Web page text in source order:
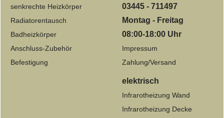
03445 - 711497
Montag - Freitag
08:00-18:00 Uhr
Impressum
Zahlung/Versand
senkrechte Heizkörper
Radiatorentausch
Badheizkörper
Anschluss-Zubehör
Befestigung
elektrisch
Infrarotheizung Wand
Infrarotheizung Decke